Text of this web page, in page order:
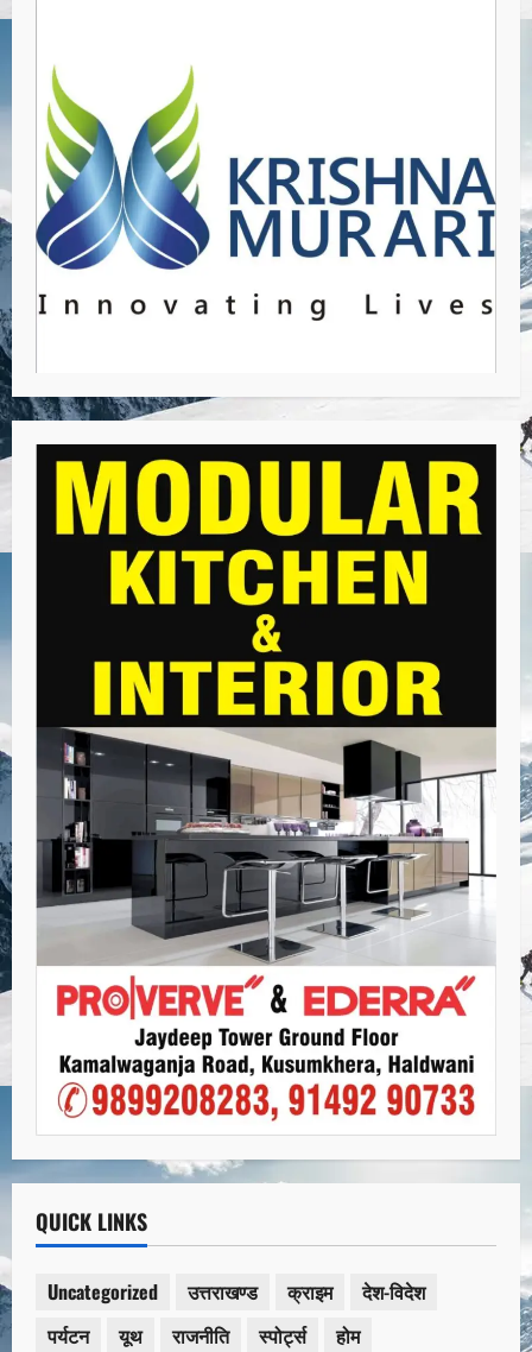
QUICK LINKS
Uncategorized उत्तराखण्ड क्राइम
देश-विदेश
पर्यटन
यूथ राजनीति स्पोर्ट्स होम